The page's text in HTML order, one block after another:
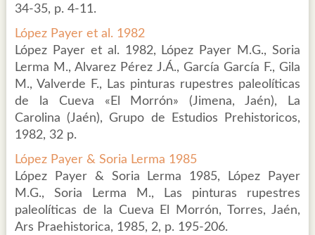
34-35, p. 4-11.
López Payer et al. 1982
López Payer et al. 1982, López Payer M.G., Soria
Lerma M., Alvarez Pérez J.Á., García García F., Gila
M., Valverde F., Las pinturas rupestres paleolíticas
de la Cueva «El Morrón» (Jimena, Jaén), La
Carolina (Jaén), Grupo de Estudios Prehistoricos,
1982, 32 p.
López Payer & Soria Lerma 1985
López Payer & Soria Lerma 1985, López Payer
M.G., Soria Lerma M., Las pinturas rupestres
paleolíticas de la Cueva El Morrón, Torres, Jaén,
Ars Praehistorica, 1985, 2, p. 195-206.